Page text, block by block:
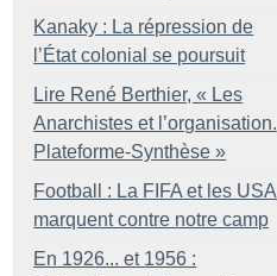
Kanaky : La répression de
l’État colonial se poursuit
Lire René Berthier, « Les
Anarchistes et l’organisation.
Plateforme-Synthèse »
Football : La FIFA et les USA
marquent contre notre camp
En 1926... et 1956 :